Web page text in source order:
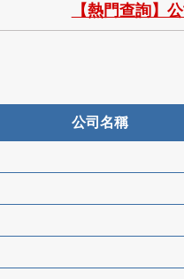
檢
索
【熱門查詢】
公司名稱